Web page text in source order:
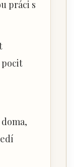
práci s
pocit